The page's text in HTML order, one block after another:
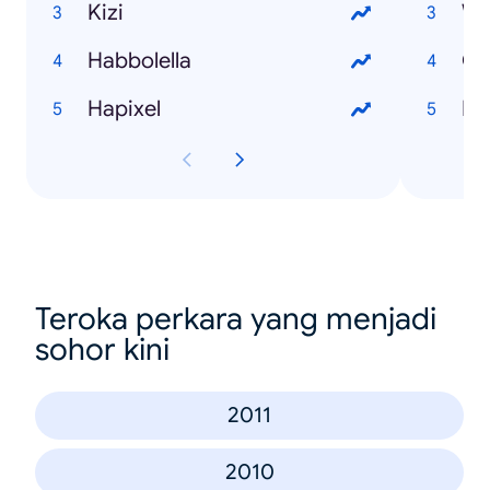
Kizi
Habbolella
Hapixel
Teroka perkara yang menjadi
sohor kini
2011
2010